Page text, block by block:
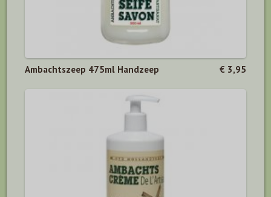
Ambachtszeep 475ml Handzeep € 3,95